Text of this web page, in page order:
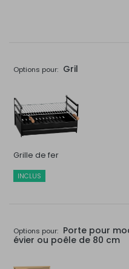
Options pour: Gril
Grille de fer
INCLUS
Options pour: Porte pour
évier ou poêle de 80 cm